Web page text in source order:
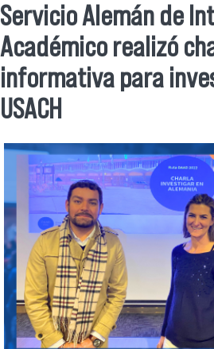
Se encuentra usted
Servicio Alemán de
Académico realizó
informativa para
USACH